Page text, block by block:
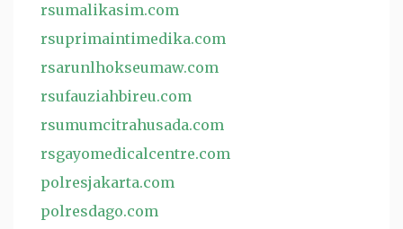
rsumalikasim.com
rsuprimaintimedika.com
rsarunlhokseumaw.com
rsufauziahbireu.com
rsumumcitrahusada.com
rsgayomedicalcentre.com
polresjakarta.com
polresdago.com